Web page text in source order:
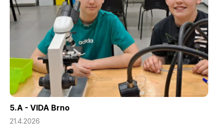
5.A - VIDA Brno
21.4.2026